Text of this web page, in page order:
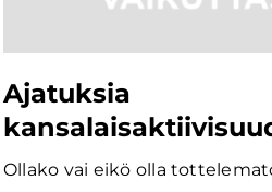
Ajatuksia
Ollako vai eikö olla